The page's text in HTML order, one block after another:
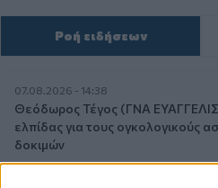
Ροή ειδήσεων
07.08.2026 - 14:38
Θεόδωρος Τέγος (ΓΝΑ
ελπίδας για τους ογκολογικούς
δοκιμών